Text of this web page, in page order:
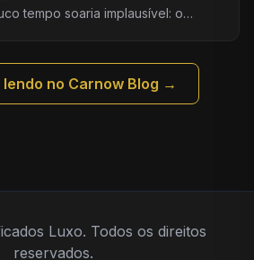
tempo soaria implausível: o…
no Carnow Blog →
Luxo. Todos os direitos
reservados.